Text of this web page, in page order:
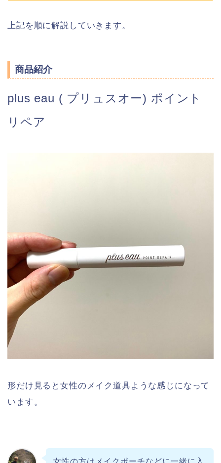
上記を順に解説していきます。
商品紹介
plus eau ( プリュスオー) ポイント
リペア
形だけ見ると女性のメイク道具ような感じになって
います。